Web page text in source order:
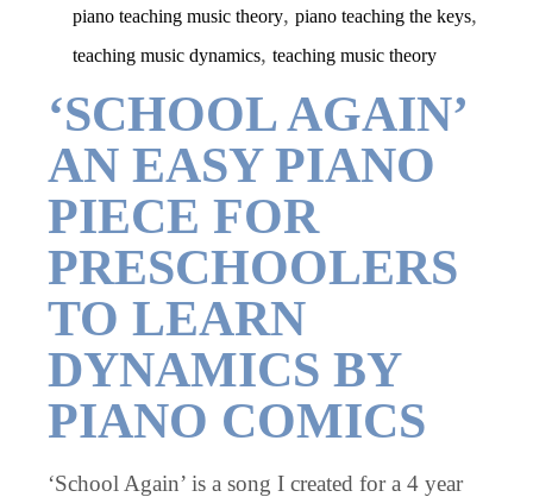
piano teaching music theory,piano teaching the keys,
teaching music dynamics,teaching music theory
‘SCHOOL AGAIN’
AN EASY PIANO
PIECE FOR
PRESCHOOLERS
TO LEARN
DYNAMICS BY
PIANO COMICS
‘School Again’ is a song I created for a 4 year